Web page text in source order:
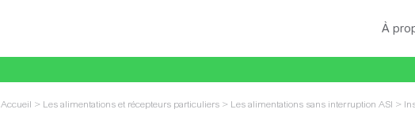
À
Accueil > Les alimentations et récepteurs particuliers > Les alimentations sans interruption ASI >